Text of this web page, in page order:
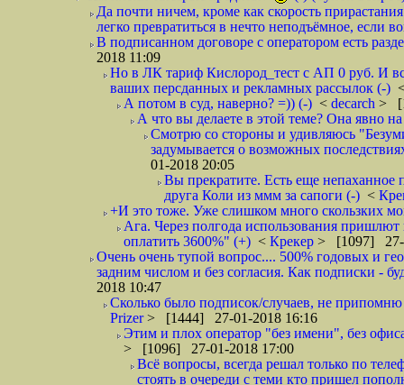
Да почти ничем, кроме как скорость
легко превратиться в нечто неподъёмное, если
В подписанном договоре с оператором есть
2018 11:09
Но в ЛК тариф Кислород_тест с АП 0 руб. И
ваших персданных и рекламных рассылок (-)
А потом в суд, наверно? =)) (-) < decarch >
А что вы делаете в этой теме? Она явно
Смотрю со стороны и удивляюсь
задумывается о возможных
01-2018 20:05
Вы прекратите. Есть еще непаханное
друга Коли из ммм за сапоги (-) <
+И это тоже. Уже слишком много скользких
Ага. Через полгода использования
оплатить 3600%" (+) < Крекер > [1097] 27-
Очень очень тупой вопрос.... 500% годовых и
задним числом и без согласия. Как подписки -
2018 10:47
Сколько было подписок/случаев, не
Prizer> [1444] 27-01-2018 16:16
Этим и плох оператор "без имени", без
> [1096] 27-01-2018 17:00
Всё вопросы, всегда решал только по
стоять в очереди с теми кто пришел